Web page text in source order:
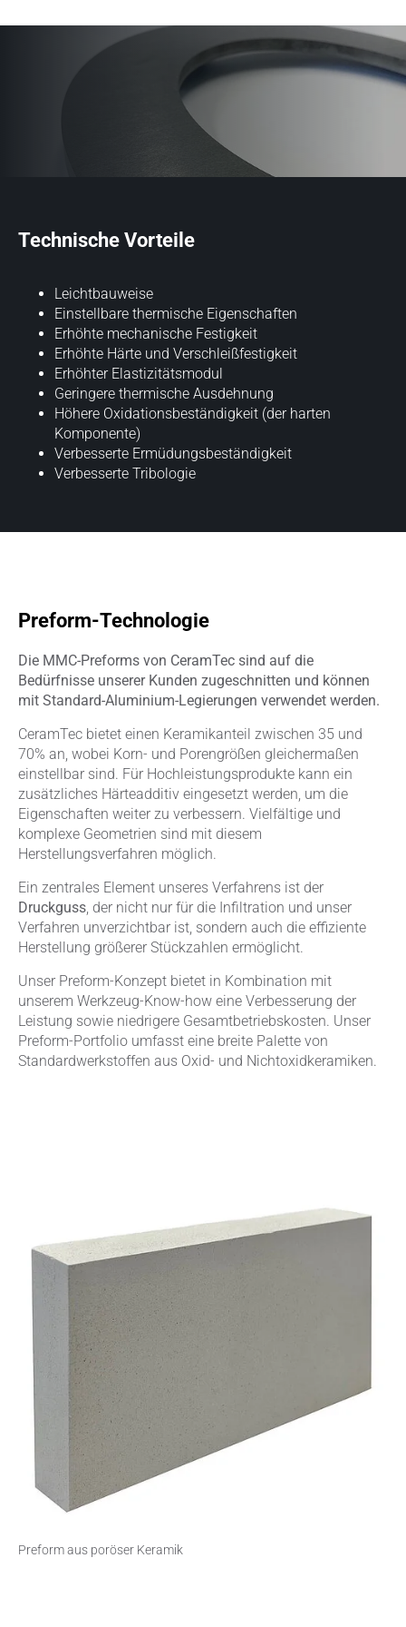
Technische Vorteile
Leichtbauweise
Einstellbare thermische Eigenschaften
Erhöhte mechanische Festigkeit
Erhöhte Härte und Verschleißfestigkeit
Erhöhter Elastizitätsmodul
Geringere thermische Ausdehnung
Höhere Oxidationsbeständigkeit (der harten
Komponente)
Verbesserte Ermüdungsbeständigkeit
Verbesserte Tribologie
Preform aus poröser Keramik
Preform-Technologie
Die MMC-Preforms von CeramTec sind auf die
Bedürfnisse unserer Kunden zugeschnitten und können
mit Standard-Aluminium-Legierungen verwendet werden.
CeramTec bietet einen Keramikanteil zwischen 35 und
70% an, wobei Korn- und Porengrößen gleichermaßen
einstellbar sind. Für Hochleistungsprodukte kann ein
zusätzliches Härteadditiv eingesetzt werden, um die
Eigenschaften weiter zu verbessern. Vielfältige und
komplexe Geometrien sind mit diesem
Herstellungsverfahren möglich.
Ein zentrales Element unseres Verfahrens ist der
Druckguss, der nicht nur für die Infiltration und unser
Verfahren unverzichtbar ist, sondern auch die effiziente
Herstellung größerer Stückzahlen ermöglicht.
Unser Preform-Konzept bietet in Kombination mit
unserem Werkzeug-Know-how eine Verbesserung der
Leistung sowie niedrigere Gesamtbetriebskosten. Unser
Preform-Portfolio umfasst eine breite Palette von
Standardwerkstoffen aus Oxid- und Nichtoxidkeramiken.